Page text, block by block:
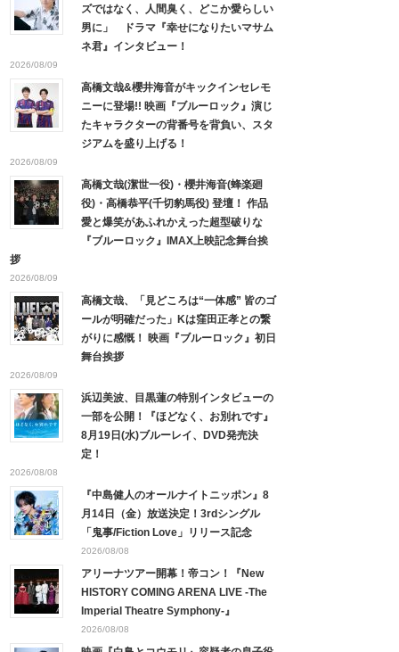
ズではなく、人間臭く、どこか愛らしい
男に」 ドラマ『幸せになりたいマサム
ネ君』インタビュー！
2026/08/09
高橋文哉&櫻井海音がキックインセレモ
ニーに登場!! 映画『ブルーロック』演じ
たキャラクターの背番号を背負い、スタ
ジアムを盛り上げる！
2026/08/09
高橋文哉(潔世一役)・櫻井海音(蜂楽廻
役)・高橋恭平(千切豹馬役) 登壇！ 作品
愛と爆笑があふれかえった超型破りな
『ブルーロック』IMAX上映記念舞台挨
拶
2026/08/09
高橋文哉、「見どころは“一体感” 皆のゴ
ールが明確だった」Kは窪田正孝との繋
がりに感慨！ 映画『ブルーロック』初日
舞台挨拶
2026/08/09
浜辺美波、目黒蓮の特別インタビューの
一部を公開！『ほどなく、お別れです』
8月19日(水)ブルーレイ、DVD発売決
定！
2026/08/08
『中島健人のオールナイトニッポン』8
月14日（金）放送決定！3rdシングル
「鬼事/Fiction Love」リリース記念
2026/08/08
アリーナツアー開幕！帝コン！『New
HISTORY COMING ARENA LIVE -The
Imperial Theatre Symphony-』
2026/08/08